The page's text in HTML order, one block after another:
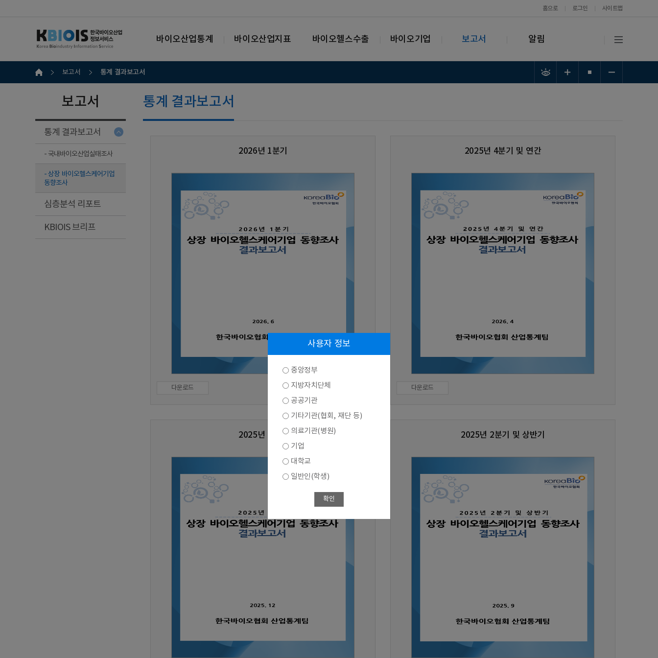
홈으로 로그인 사이트맵
바이오산업통계 바이오산업지표 바이오헬스수출 바이오기업 보고서 알림
보고서 통계 결과보고서
보고서
통계 결과보고서
- 국내바이오산업실태조사
- 상장 바이오헬스케어기업
동향조사
심층분석 리포트
KBIOIS 브리프
통계 결과보고서
2026년 1분기
다운로드
2025년 4분기 및 연간
다운로드
2025년 3분기 2025년 2분기 및 상반기
사용자 정보
중앙정부
지방자치단체
공공기관
기타기관(협회, 재단 등)
의료기관(병원)
기업
대학교
일반인(학생)
확인